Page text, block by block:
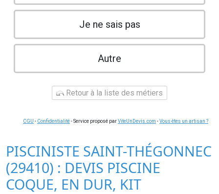
Je ne sais pas
Autre
Retour à la liste des métiers
CGU - Confidentialité- Service proposé parViteUnDevis.com -Vous êtes un artisan ?
PISCINISTE SAINT-THÉGONNEC
(29410) : DEVIS PISCINE
COQUE, EN DUR, KIT